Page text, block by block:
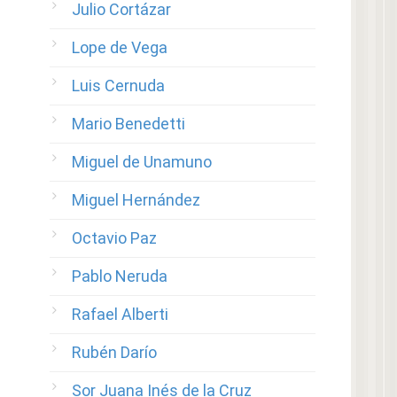
Julio Cortázar
Lope de Vega
Luis Cernuda
Mario Benedetti
Miguel de Unamuno
Miguel Hernández
Octavio Paz
Pablo Neruda
Rafael Alberti
Rubén Darío
Sor Juana Inés de la Cruz